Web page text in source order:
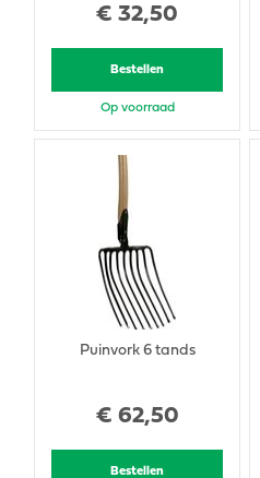
€ 32,50
Bestellen
Op voorraad
€ 62,50
Puinvork 6 tands
Bestellen